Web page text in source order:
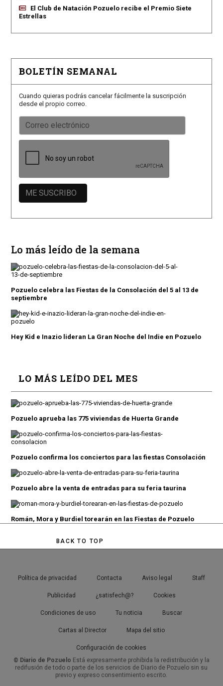
El Club de Natación Pozuelo recibe el Premio Siete
Estrellas
BOLETÍN SEMANAL
Cuando quieras podrás cancelar fácilmente la suscripción
desde el propio correo.
Lo más leído de la semana
Pozuelo celebra las Fiestas de la Consolación del 5 al 13 de
septiembre
Hey Kid e Inazio lideran La Gran Noche del Indie en Pozuelo
LO MÁS LEÍDO DEL MES
Pozuelo aprueba las 775 viviendas de Huerta Grande
Pozuelo confirma los conciertos para las fiestas Consolación
Pozuelo abre la venta de entradas para su feria taurina
Román, Mora y Burdiel torearán en las Fiestas de Pozuelo
BACK TO TOP
Política de privacidad Contacta Aviso legal Staff
Publicidad ¿satisfech@? Cookies
Condiciones de uso Tu noticia Buscar
Cartas al Director Mapa del sitio
Configuración de cookies
© Diario de Pozuelo Está expresamente prohibida la redistribución y la
redifusión de todo o parte de los servicios de Diario de Pozuelo sin su
previo y expreso consentimiento escrito.